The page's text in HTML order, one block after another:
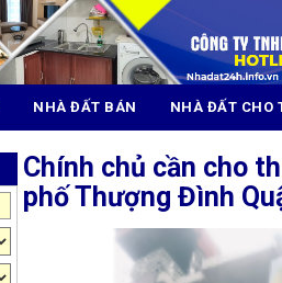
NHÀ ĐẤT BÁN NHÀ ĐẤT CHO
Chính chủ cần cho
phố Thượng Đình